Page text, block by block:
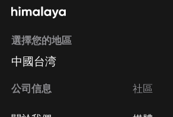
選擇您的地區
中國台湾
公司信息 社區